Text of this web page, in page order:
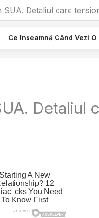
SUA. Detaliul care
Când Vezi O Pânză Albă
Detaliul